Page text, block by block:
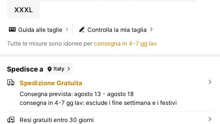
XXXL
Controlla la mia taglia
Guida alle taglie
Tutte le misure sono idonee perconsegna in 4-7 gg lav
Spedisce a Italy
Spedizione Gratuita
Consegna prevista: agosto 13 - agosto 18
consegna in 4-7 gg lav: esclude i fine settimana e i festivi
Resi gratuiti entro 30 giorni